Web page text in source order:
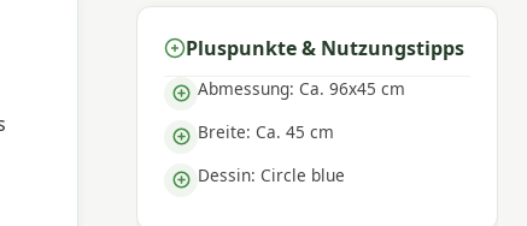
Pluspunkte & Nutzungstipps
Abmessung: Ca. 96x45 cm
Breite: Ca. 45 cm
Dessin: Circle blue